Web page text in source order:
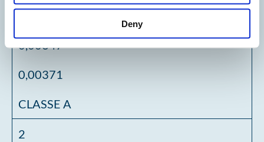
Deny
0,00347
0,00371
CLASSE A
2